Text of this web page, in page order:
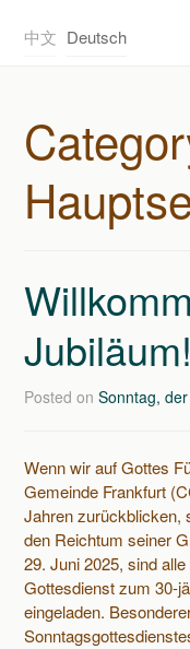
中文 Deutsch
Jubiläum!
Posted onSonntag,
Wenn wir auf Gottes
Gemeinde Frankfurt
Jahren zurückblicken,
den Reichtum seiner
29. Juni 2025, sind
Gottesdienst zum 30-
eingeladen.